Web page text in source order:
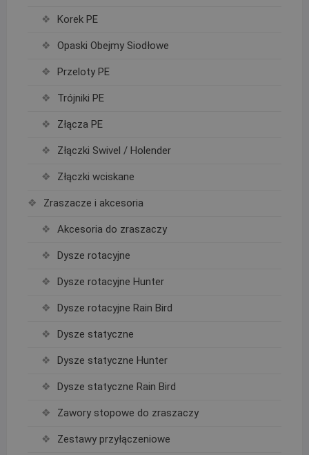
Korek PE
Opaski Obejmy Siodłowe
Przeloty PE
Trójniki PE
Złącza PE
Złączki Swivel / Holender
Złączki wciskane
Zraszacze i akcesoria
Akcesoria do zraszaczy
Dysze rotacyjne
Dysze rotacyjne Hunter
Dysze rotacyjne Rain Bird
Dysze statyczne
Dysze statyczne Hunter
Dysze statyczne Rain Bird
Zawory stopowe do zraszaczy
Zestawy przyłączeniowe